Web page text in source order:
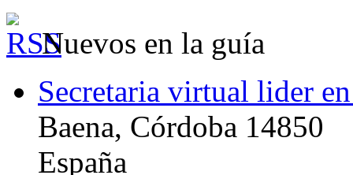
Nuevos en la guía
Secretaria virtual lider
Baena, Córdoba 14850
España